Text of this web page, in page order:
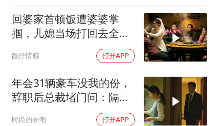
夯实基础开新局
回婆家首顿饭遭婆婆掌
掴，儿媳当场打回去全家
靓仔情感 打开APP
年会31辆豪车没我的份，
辞职后总裁堵门问：隔壁
时尚的弄潮 打开APP